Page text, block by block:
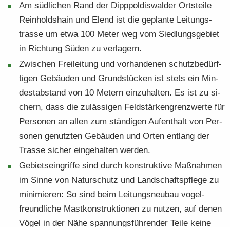
Am süd­li­chen Rand der Di­pp­pol­dis­wal­der Orts­tei­le
Rein­holds­hain und Elend ist die ge­plan­te Lei­tungs­
tras­se um etwa 100 Meter weg vom Sied­lungs­ge­biet
in Rich­tung Süden zu ver­la­gern.
Zwi­schen Frei­lei­tung und vor­han­de­nen schutz­be­dürf­
ti­gen Ge­bäu­den und Grund­stü­cken ist stets ein Min­
dest­ab­stand von 10 Me­tern ein­zu­hal­ten. Es ist zu si­
chern, dass die zu­läs­si­gen Feld­stär­ken­grenz­wer­te für
Per­so­nen an allen zum stän­di­gen Auf­ent­halt von Per­
so­nen ge­nutz­ten Ge­bäu­den und Orten ent­lang der
Tras­se si­cher ein­ge­hal­ten wer­den.
Ge­biets­ein­grif­fe sind durch kon­struk­ti­ve Maß­nah­men
im Sinne von Na­tur­schutz und Land­schafts­pfle­ge zu
mi­ni­mie­ren: So sind beim Lei­tungs­neu­bau vo­gel­
freund­li­che Mast­kon­struk­tio­nen zu nut­zen, auf denen
Vögel in der Nähe span­nungs­füh­ren­der Teile keine